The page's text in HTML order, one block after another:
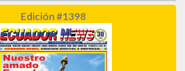
Edición #1398